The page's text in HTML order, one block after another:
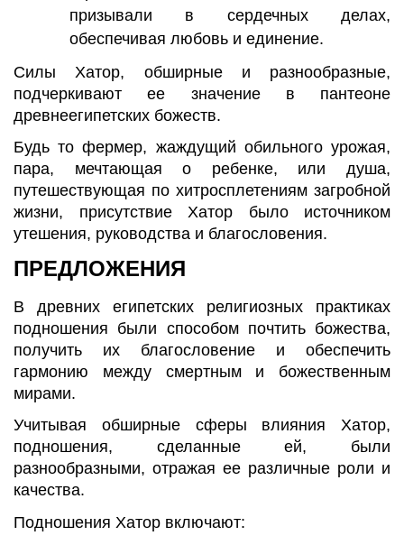
призывали в сердечных делах,
обеспечивая любовь и единение.
Силы Хатор, обширные и разнообразные,
подчеркивают ее значение в пантеоне
древнеегипетских божеств.
Будь то фермер, жаждущий обильного урожая,
пара, мечтающая о ребенке, или душа,
путешествующая по хитросплетениям загробной
жизни, присутствие Хатор было источником
утешения, руководства и благословения.
ПРЕДЛОЖЕНИЯ
В древних египетских религиозных практиках
подношения были способом почтить божества,
получить их благословение и обеспечить
гармонию между смертным и божественным
мирами.
Учитывая обширные сферы влияния Хатор,
подношения, сделанные ей, были
разнообразными, отражая ее различные роли и
качества.
Подношения Хатор включают: